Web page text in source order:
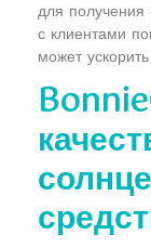
для
с клиентами
может